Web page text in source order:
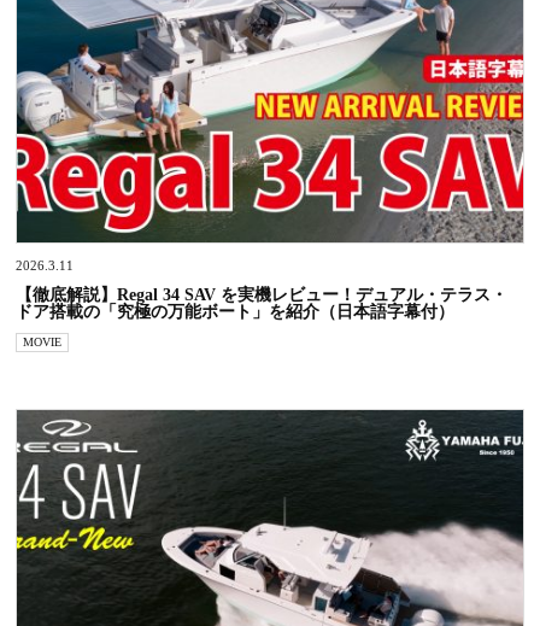
2026.3.11
【徹底解説】Regal 34 SAV を実機レビュー！デュアル・テラス・
ドア搭載の「究極の万能ボート」を紹介（日本語字幕付）
MOVIE